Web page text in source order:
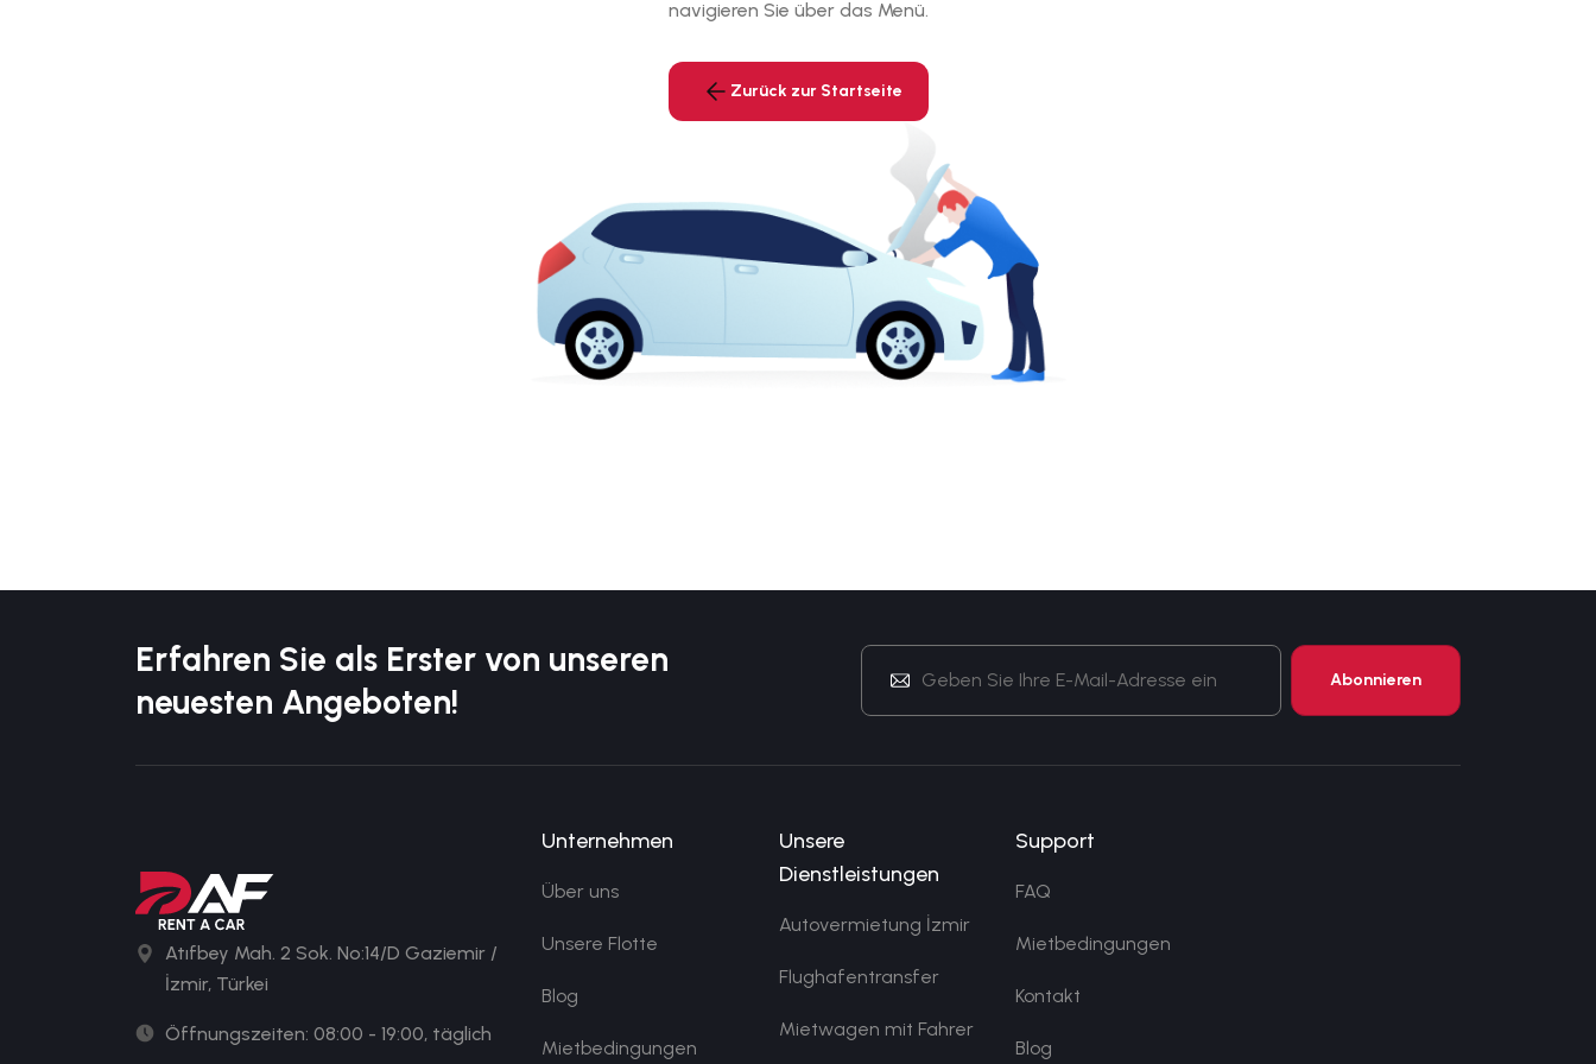
navigieren Sie über das Menü.
Zurück zur Startseite
Erfahren Sie als Erster von unseren
neuesten Angeboten!
Atıfbey Mah. 2 Sok. No:14/D Gaziemir /
İzmir, Türkei
Öffnungszeiten: 08:00 - 19:00, täglich
Unternehmen
Über uns
Unsere Flotte
Blog
Mietbedingungen
Unsere
Dienstleistungen
Autovermietung İzmir
Flughafentransfer
Mietwagen mit Fahrer
Support
FAQ
Mietbedingungen
Kontakt
Blog